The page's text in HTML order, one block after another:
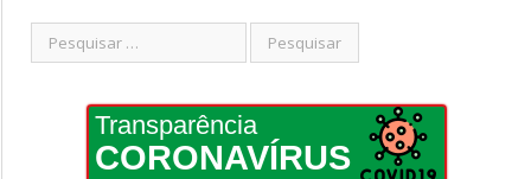
Transparência
CORONAVÍRUS